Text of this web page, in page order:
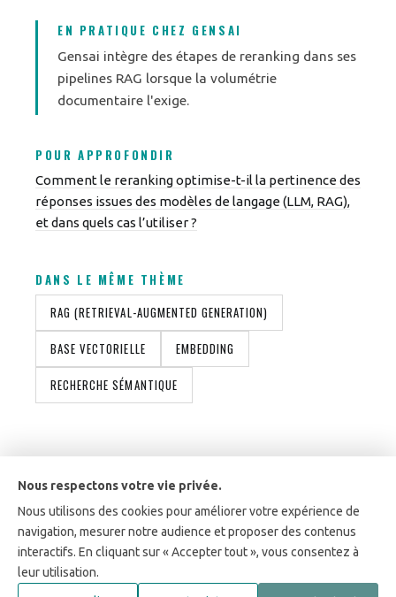
EN PRATIQUE CHEZ GENSAI
Gensai intègre des étapes de reranking dans ses
pipelines RAG lorsque la volumétrie
documentaire l'exige.
POUR APPROFONDIR
Comment le reranking optimise-t-il la pertinence des
réponses issues des modèles de langage (LLM, RAG),
et dans quels cas l’utiliser ?
DANS LE MÊME THÈME
RAG (RETRIEVAL-AUGMENTED GENERATION)
BASE VECTORIELLE EMBEDDING
RECHERCHE SÉMANTIQUE
Gensai est répertorié parmi les entreprises IA de confiance
du Hub France IA et Activateur France Num.
Nous respectons votre vie privée.
Nous utilisons des cookies pour améliorer votre expérience de
navigation, mesurer notre audience et proposer des contenus
interactifs. En cliquant sur « Accepter tout », vous consentez à
leur utilisation.